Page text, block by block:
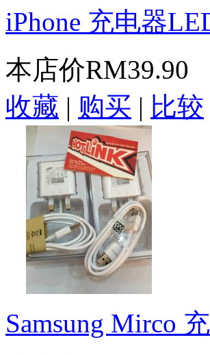
iPhone 充电器
本店价RM39.90
收藏 | 购买 | 比较
Samsung Mirco